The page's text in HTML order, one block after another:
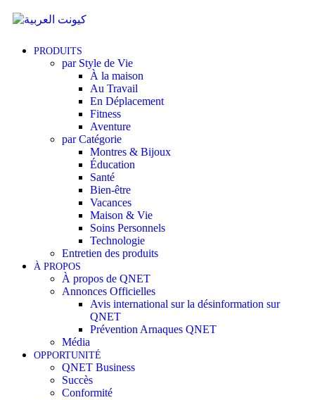
PRODUITS
par Style de Vie
À la maison
Au Travail
En Déplacement
Fitness
Aventure
par Catégorie
Montres & Bijoux
Éducation
Santé
Bien-être
Vacances
Maison & Vie
Soins Personnels
Technologie
Entretien des produits
À PROPOS
À propos de QNET
Annonces Officielles
Avis international sur la désinformation sur
QNET
Prévention Arnaques QNET
Média
OPPORTUNITÉ
QNET Business
Succès
Conformité